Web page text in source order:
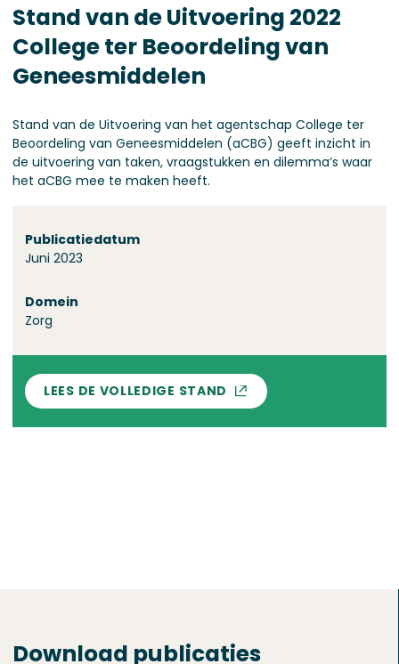
Stand van de Uitvoering 2022
College ter Beoordeling van
Geneesmiddelen
Stand van de Uitvoering van het agentschap College ter
Beoordeling van Geneesmiddelen (aCBG) geeft inzicht in
de uitvoering van taken, vraagstukken en dilemma’s waar
het aCBG mee te maken heeft.
Publicatiedatum
Juni 2023
Domein
Zorg
LEES DE VOLLEDIGE STAND
Download publicaties